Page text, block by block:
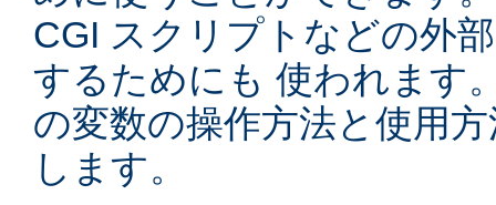
CGI スクリプトなどの外
するためにも 使われます
の変数の操作方法と使用
します。